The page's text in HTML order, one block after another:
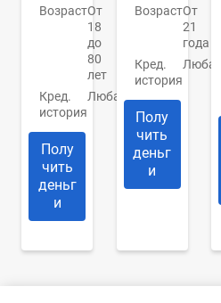
ВозрастОт
18
до
80
лет
Кред.
история
Любая
Полу
чить
деньг
и
ВозрастОт
21
года
Кред.
история
Любая
Полу
чить
деньг
и